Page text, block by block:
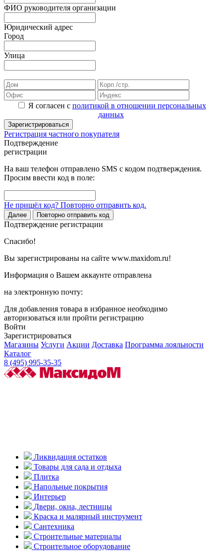
ФИО руководителя организации
Юридический адрес
Город
Улица
Я согласен с политикой в отношении персональных
данных
Зарегистрироваться
Регистрация частного покупателя
Подтверждение
регистрации
На ваш телефон отправлено SMS с кодом подтверждения.
Просим ввести код в поле:
Не пришёл код? Повторно отправить код.
Далее Повторно отправить код
Подтверждение регистрации
Спасибо!
Вы зарегистрированы на сайте www.maxidom.ru!
Информация о Вашем аккаунте отправлена
на электронную почту:
Для добавления товара в избранное необходимо
авторизоваться или пройти регистрацию
Войти
Зарегистрироваться
Магазины Услуги Акции Доставка Программа лояльности
Каталог
8 (495) 995-35-35
Ликвидация остатков
Товары для сада и отдыха
Плитка
Напольные покрытия
Интерьер
Двери, окна, лестницы
Краска и малярный инструмент
Сантехника
Строительные материалы
Строительное оборудование